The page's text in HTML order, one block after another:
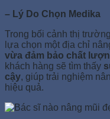
– Lý Do Chọn Medika
Trong bối cảnh thị
lựa chọn một địa chỉ
vừa đảm bảo chất
khách hàng sẽ tìm thấy
cậy, giúp trải nghiệm
hiệu quả.